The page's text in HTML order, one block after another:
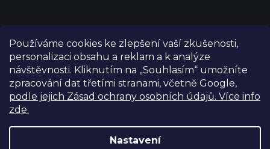
Používáme cookies ke zlepšení vaší zkušenosti,
personalizaci obsahu a reklam a k analýze
návštěvnosti. Kliknutím na „Souhlasím“ umožníte
zpracování dat třetími stranami, včetně Google,
podle jejich Zásad ochrany osobních údajů. Více info
zde.
Nastavení
Copyright 2026FILM-TECHNIKA. Všechna práva vyhrazena.
Upravit nastavení cookies